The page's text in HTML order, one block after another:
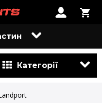
Категорії